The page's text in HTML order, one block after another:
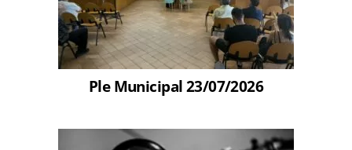
Ple Municipal 23/07/2026